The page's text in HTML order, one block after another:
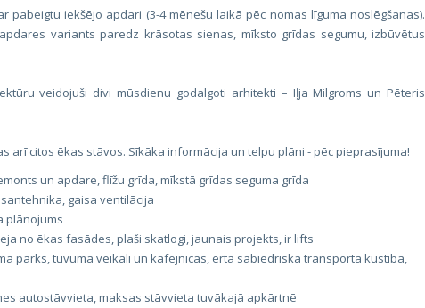
pabeigtu iekšējo apdari (3-4 mēnešu laikā pēc nomas līguma noslēgšanas).
variants paredz krāsotas sienas, mīksto grīdas segumu, izbūvētus
veidojuši divi mūsdienu godalgoti arhitekti – Iļja Milgroms un Pēteris
arī citos ēkas stāvos. Sīkāka informācija un telpu plāni - pēc pieprasījuma!
un apdare, flīžu grīda, mīkstā grīdas seguma grīda
gaisa ventilācija
plānojums
no ēkas fasādes, plaši skatlogi, jaunais projekts, ir lifts
parks, tuvumā veikali un kafejnīcas, ērta sabiedriskā transporta kustība,
autostāvvieta, maksas stāvvieta tuvākajā apkārtnē